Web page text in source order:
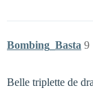
Bombing_Basta 9
Belle triplette de